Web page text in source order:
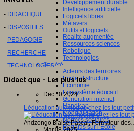
Développement durable
Intelligence artificielle
Logiciels libres
Métavers
Outils et logiciels
Réalité augmentée
Ressources sciences
Robotique
Technologies
Société
Acteurs des territoires
Ecole et structure
Economie
Ecosystème éducatif
Génération internet
Handicap
Mondialisation
Normes scolaires
Regards sur l’Ecole
- DIDACTIQUE
- DISPOSITIFS
- PEDAGOGIE
- RECHERCHE
- TECHNOLOGIES
Didactique - Les plus lus
Dec 10 2024
L’éducation aux médias chez les tout
Andzongo Blaise Pascal, Formateur